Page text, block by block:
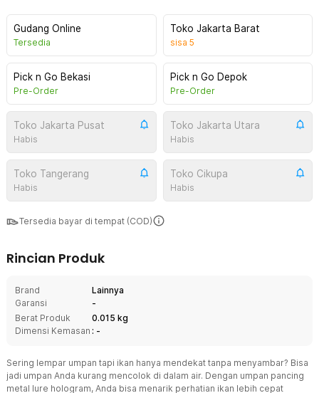
Gudang Online
Tersedia
Toko Jakarta Barat
sisa 5
Pick n Go Bekasi
Pre-Order
Pick n Go Depok
Pre-Order
Toko Jakarta Pusat
Habis
Toko Jakarta Utara
Habis
Toko Tangerang
Habis
Toko Cikupa
Habis
Tersedia bayar di tempat (COD)
Rincian Produk
Brand
Lainnya
Garansi
-
Berat Produk
0.015 kg
Dimensi Kemasan : -
Sering lempar umpan tapi ikan hanya mendekat tanpa menyambar? Bisa
jadi umpan Anda kurang mencolok di dalam air. Dengan umpan pancing
metal lure hologram, Anda bisa menarik perhatian ikan lebih cepat